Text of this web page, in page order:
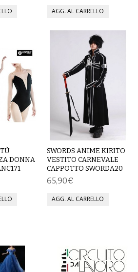
DONNA
SWORDS ANIME KIRITO
VESTITO CARNEVALE
CAPPOTTO SWORDA20
65,90€